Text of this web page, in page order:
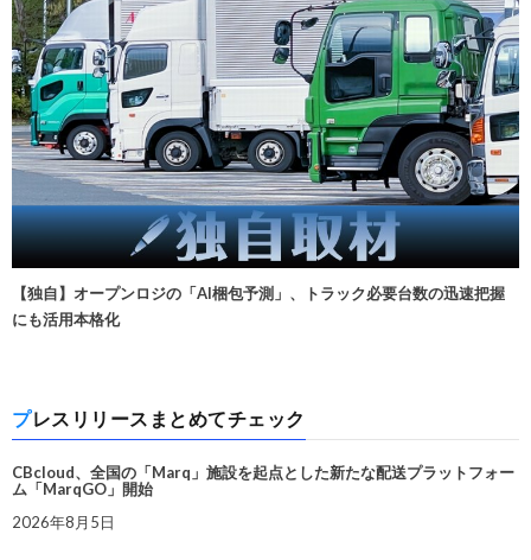
【独自】オープンロジの「AI梱包予測」、トラック必要台数の迅速把握
にも活用本格化
プレスリリースまとめてチェック
CBcloud、全国の「Marq」施設を起点とした新たな配送プラットフォー
ム「MarqGO」開始
2026年8月5日